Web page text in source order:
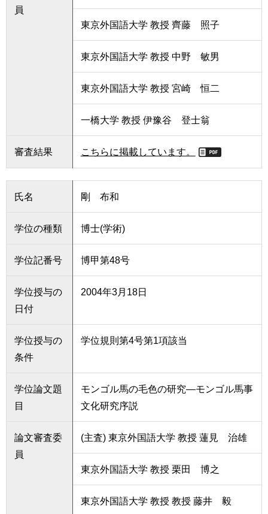
員
東京外国語大学 教授 齊藤 照子
東京外国語大学 教授 中野 敏男
東京外国語大学 教授 宮崎 恒二
一橋大学 教授 伊豫谷 登士翁
審査結果 こちらに掲載しています。
氏名 剛 布和
学位の種類 博士(学術)
学位記番号 博甲第48号
学位授与の
日付
2004年3月18日
学位授与の
条件
学位規則第4号第1項該当
学位論文題
目
モンゴル馬の毛色の研究―モンゴル馬事
文化研究序説
論文審査委
員
(主査) 東京外国語大学 教授 蓮見 治雄
東京外国語大学 教授 栗田 博之
東京外国語大学 教授 教授 藤井 毅